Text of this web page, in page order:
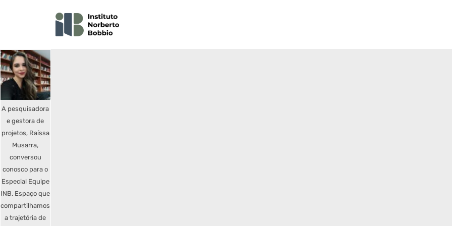
A pesquisadora
e gestora de
projetos, Raíssa
Musarra,
conversou
conosco para o
Especial Equipe
INB. Espaço que
compartilhamos
a trajetória de